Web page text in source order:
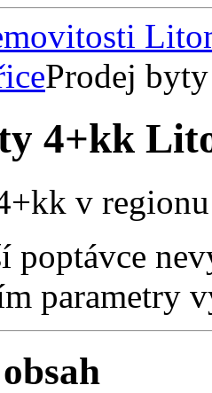
Prodej
4+kk
v
poptávce
parametry